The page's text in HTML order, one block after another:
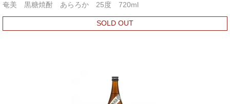
奄美 黒糖焼酎 あらろか 25度 720ml
SOLD OUT